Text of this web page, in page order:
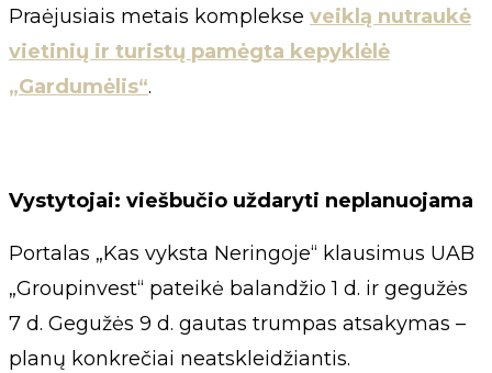
Praėjusiais metais komplekse veiklą nutraukė
vietinių ir turistų pamėgta kepyklėlė
„Gardumėlis“.
Vystytojai: viešbučio uždaryti neplanuojama
Portalas „Kas vyksta Neringoje“ klausimus UAB
„Groupinvest“ pateikė balandžio 1 d. ir gegužės
7 d. Gegužės 9 d. gautas trumpas atsakymas –
planų konkrečiai neatskleidžiantis.